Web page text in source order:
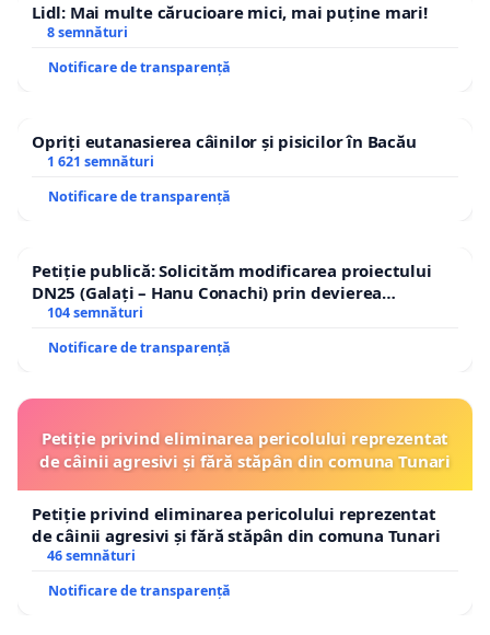
Lidl: Mai multe cărucioare mici, mai puține mari!
8 semnături
Notificare de transparență
Opriți eutanasierea câinilor și pisicilor în Bacău
1 621 semnături
Notificare de transparență
Petiție publică: Solicităm modificarea proiectului
DN25 (Galați – Hanu Conachi) prin devierea
traseului în afara localităților!
104 semnături
Notificare de transparență
Petiție privind eliminarea pericolului reprezentat
de câinii agresivi și fără stăpân din comuna Tunari
Petiție privind eliminarea pericolului reprezentat
de câinii agresivi și fără stăpân din comuna Tunari
46 semnături
Notificare de transparență